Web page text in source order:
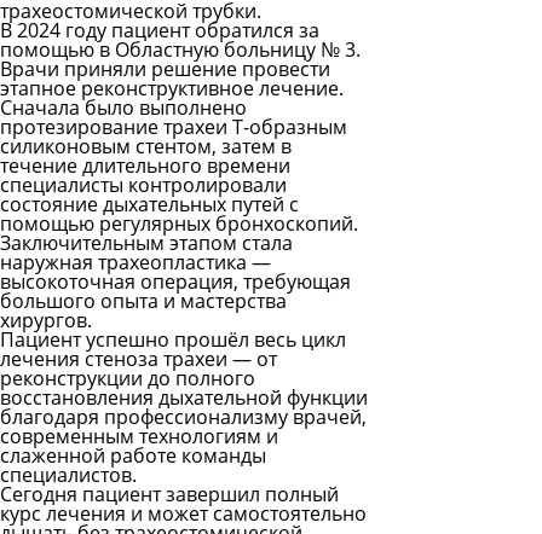
трахеостомической трубки.
В 2024 году пациент обратился за
помощью в Областную больницу № 3.
Врачи приняли решение провести
этапное реконструктивное лечение.
Сначала было выполнено
протезирование трахеи Т-образным
силиконовым стентом, затем в
течение длительного времени
специалисты контролировали
состояние дыхательных путей с
помощью регулярных бронхоскопий.
Заключительным этапом стала
наружная трахеопластика —
высокоточная операция, требующая
большого опыта и мастерства
хирургов.
Пациент успешно прошёл весь цикл
лечения стеноза трахеи — от
реконструкции до полного
восстановления дыхательной функции
благодаря профессионализму врачей,
современным технологиям и
слаженной работе команды
специалистов.
Сегодня пациент завершил полный
курс лечения и может самостоятельно